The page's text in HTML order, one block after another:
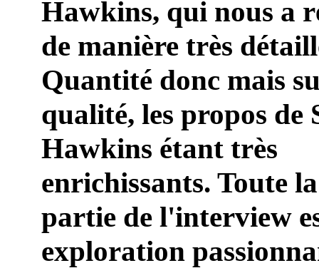
Hawkins, qui nous a
de manière très
Quantité donc mais
qualité, les propos de
Hawkins étant très
enrichissants. Toute
partie de l'interview
exploration